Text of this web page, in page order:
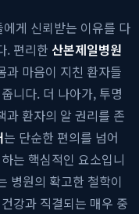
게 신뢰받는 이유를 다
. 편리한 산본제일병원
과 마음이 지친 환자들
니다. 더 나아가, 투명
과 환자의 알 권리를 존
는 단순한 편의를 넘어
는 핵심적인 요소입니
병원의 확고한 철학이
강과 직결되는 매우 중